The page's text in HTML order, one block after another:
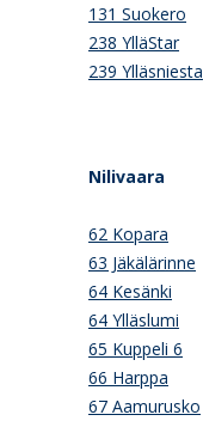
131 Suokero
238 YlläStar
239 Ylläsniesta
Nilivaara
62 Kopara
63 Jäkälärinne
64 Kesänki
64 Ylläslumi
65 Kuppeli 6
66 Harppa
67 Aamurusko